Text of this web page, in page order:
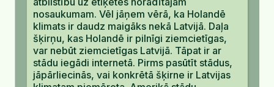
nosaukumam. Vēl jāņem vērā, ka Holandē
klimats ir daudz maigāks nekā Latvijā. Daļa
šķirņu, kas Holandē ir pilnīgi ziemcietīgas,
var nebūt ziemcietīgas Latvijā. Tāpat ir ar
stādu iegādi internetā. Pirms pasūtīt stādus,
jāpārliecinās, vai konkrētā šķirne ir Latvijas